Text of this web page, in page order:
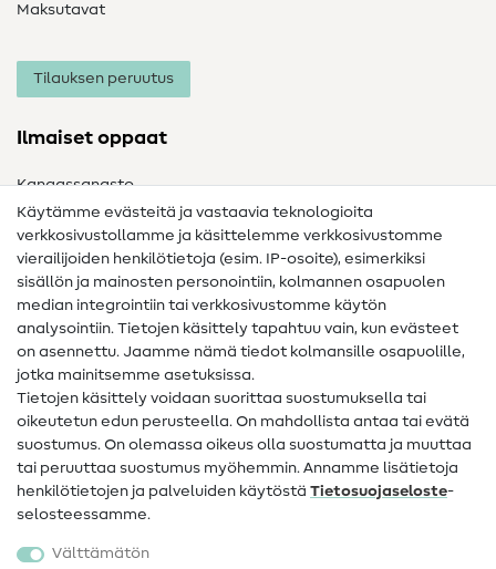
Maksutavat
Tilauksen peruutus
Ilmaiset oppaat
Kangassanasto
Ompelusanasto
Ompeluohjeet
Apua ja yhteystiedot
Yhteystiedot
Tietoa omistajanvaihdoksesta
FAQ
Peruutusoikeus
Suosittu
Kankaat
Käytämme evästeitä ja vastaavia teknologioita
verkkosivustollamme ja käsittelemme verkkosivustomme
vierailijoiden henkilötietoja (esim. IP-osoite), esimerkiksi
sisällön ja mainosten personointiin, kolmannen osapuolen
median integrointiin tai verkkosivustomme käytön
analysointiin. Tietojen käsittely tapahtuu vain, kun evästeet
on asennettu. Jaamme nämä tiedot kolmansille osapuolille,
jotka mainitsemme asetuksissa.
Tietojen käsittely voidaan suorittaa suostumuksella tai
oikeutetun edun perusteella. On mahdollista antaa tai evätä
suostumus. On olemassa oikeus olla suostumatta ja muuttaa
tai peruuttaa suostumus myöhemmin. Annamme lisätietoja
henkilötietojen ja palveluiden käytöstä Tietosuojaseloste-
selosteessamme.
Välttämätön